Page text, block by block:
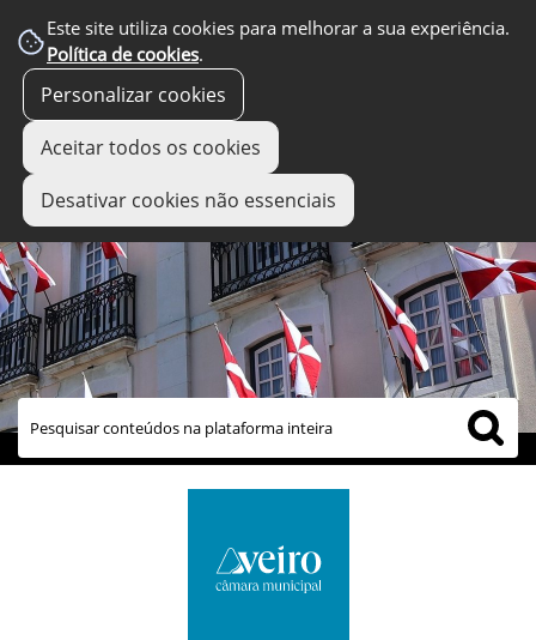
Este site utiliza cookies para melhorar a sua experiência.
Política de cookies.
Personalizar cookies
Aceitar todos os cookies
Desativar cookies não essenciais
links úteis